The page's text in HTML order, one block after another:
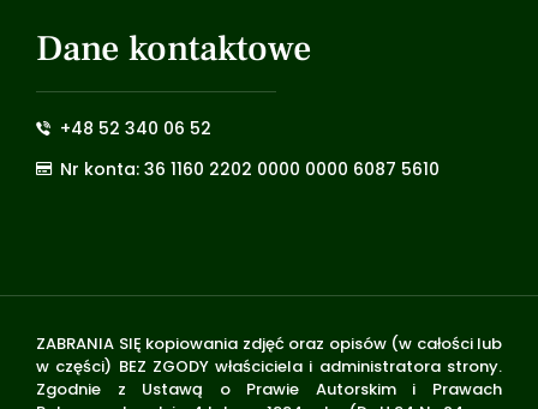
Dane kontaktowe
+48 52 340 06 52
Nr konta: 36 1160 2202 0000 0000 6087 5610
ZABRANIA SIĘ kopiowania zdjęć oraz opisów (w całości lub
w części) BEZ ZGODY właściciela i administratora strony.
Zgodnie z Ustawą o Prawie Autorskim i Prawach